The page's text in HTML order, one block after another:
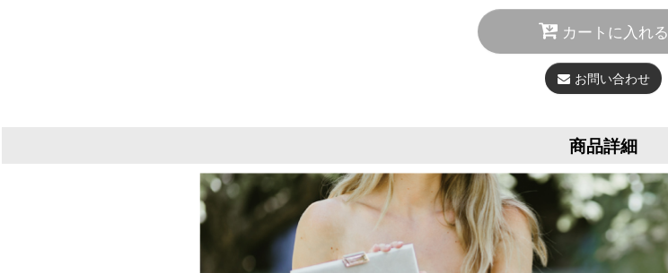
カートに入れる
お問い合わせ
商品詳細